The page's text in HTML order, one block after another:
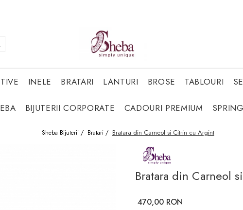
INELE BRATARI LANTURI BROSE TABLOURI
BIJUTERII CORPORATE CADOURI PREMIUM
Sheba Bijuterii / Bratari / Bratara din Carneol si Citrin cu Argint
Bratara din Carneol
470,00 RON